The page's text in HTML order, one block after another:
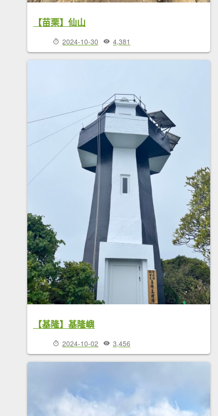
【苗栗】仙山
2024-10-30 4,381
【基隆】基隆嶼
2024-10-02 3,456